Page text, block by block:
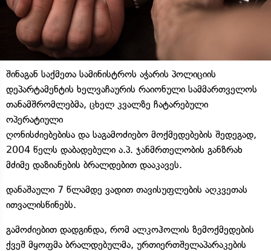
შინაგან საქმეთა სამინისტროს აჭარის პოლიციის
დეპარტამენტის ხელვაჩაურის რაიონული სამმართველოს
თანამშრომლებმა, ცხელ კვალზე ჩატარებული
ოპერატიული
ღონისძიებებისა და საგამოძიებო მოქმედებების შედეგად,
2004 წელს დაბადებული ა.პ. ჯანმრთელობის განზრახ
მძიმე დაზიანების ბრალდებით დააკავეს.
დანაშაული 7 წლამდე ვადით თავისუფლების აღკვეთას
ითვალისწინებს.
გამოძიებით დადგინდა, რომ ალკოჰოლის ზემოქმედების
ქვეშ მყოფმა ბრალდებულმა, ურთიერთშელაპარაკების